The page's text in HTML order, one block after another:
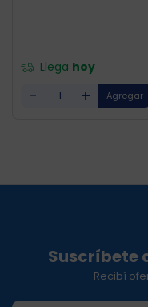
Llega hoy
- +
Suscríbete
Recibí